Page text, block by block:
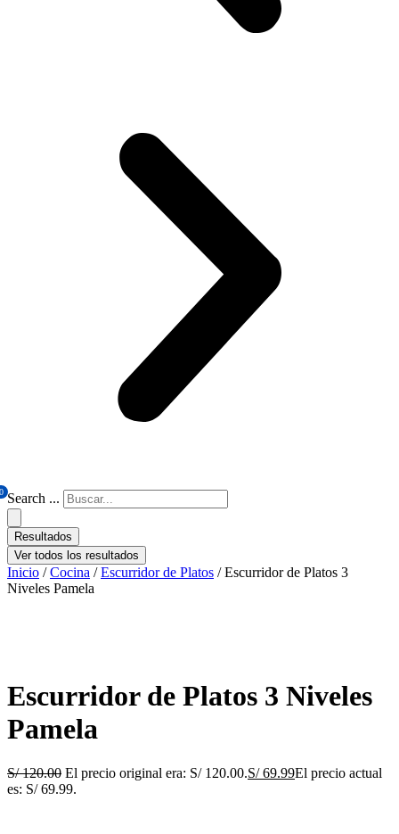
0 Search ...
Resultados
Ver todos los resultados
Inicio /Cocina /Escurridor de Platos / Escurridor de Platos 3
Niveles Pamela
Escurridor de Platos 3 Niveles
Pamela
S/120.00 El precio original era: S/ 120.00.S/69.99El precio actual
es: S/ 69.99.